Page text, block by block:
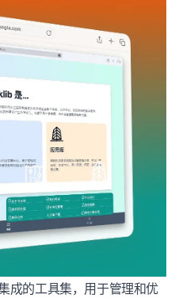
成的工具集，用于管理和优